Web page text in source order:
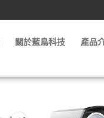
關於藍鳥科技 產品